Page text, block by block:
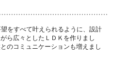
をすべて叶えられるように、設計
ら広々としたＬＤＫを作りまし
のコミュニケーションも増えまし